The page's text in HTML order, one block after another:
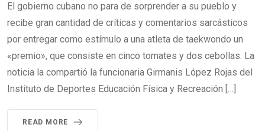
El gobierno cubano no para de sorprender a su pueblo y
recibe gran cantidad de críticas y comentarios sarcásticos
por entregar como estímulo a una atleta de taekwondo un
«premio», que consiste en cinco tomates y dos cebollas. La
noticia la compartió la funcionaria Girmanis López Rojas del
Instituto de Deportes Educación Física y Recreación […]
READ MORE